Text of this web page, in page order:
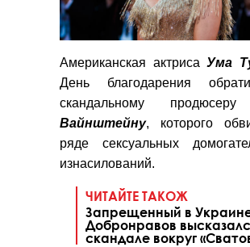
Американская актриса Ума
День благодарения
скандальному
Вайнштейну, которого
ряде сексуальных
изнасилований.
ЧИТАЙТЕ ТАКОЖ
Запрещенный в
Добронравов
скандале вокруг